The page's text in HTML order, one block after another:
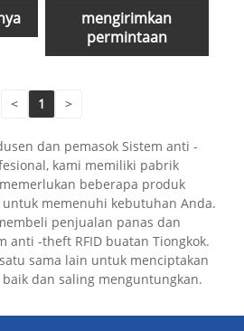
mengirimkan
permintaan
< 1 >
dan pemasok Sistem anti -
kami memiliki pabrik
beberapa produk
memenuhi kebutuhan Anda.
penjualan panas dan
anti -theft RFID buatan Tiongkok.
sama lain untuk menciptakan
dan saling menguntungkan.